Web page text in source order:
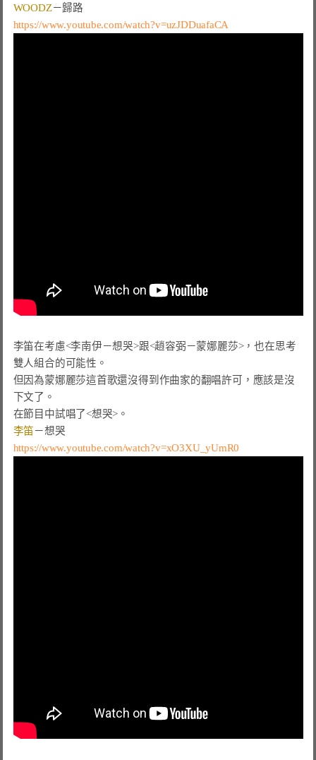
WOODZ－歸路
https://www.youtube.com/watch?v=uzJDDuafaCA
李笛在考慮<李南伊－想哭>跟<趙容弼－蒙娜麗莎>，也在思考
雙人組合的可能性。
但因為蒙娜麗莎這首歌還沒得到作曲家的翻唱許可，應該是沒
下文了。
李笛－想哭
https://www.youtube.com/watch?v=xO3XU_yUmR0